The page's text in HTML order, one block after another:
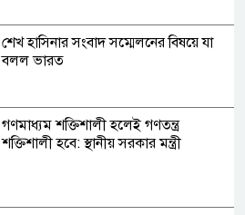
শেখ হাসিনার সংবাদ সম্মেলনের বিষয়ে যা
বলল ভারত
গণমাধ্যম শক্তিশালী হলেই গণতন্ত্র
শক্তিশালী হবে: স্থানীয় সরকার মন্ত্রী